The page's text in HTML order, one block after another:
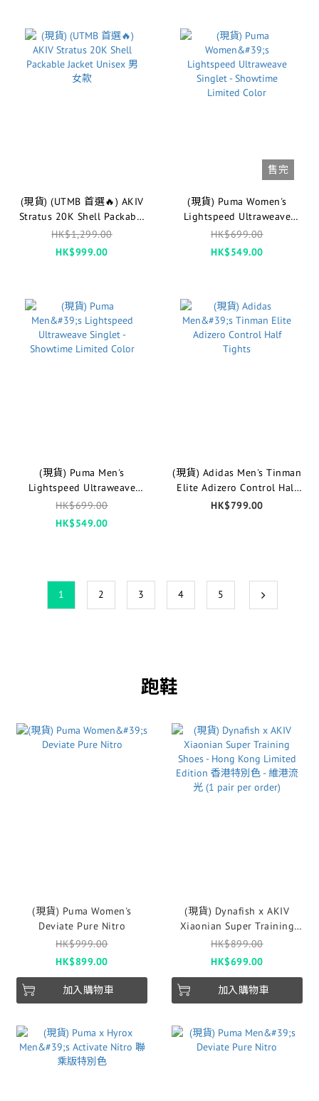
(現貨) (UTMB 首選🔥) AKIV
Stratus 20K Shell Packable
Jacket Unisex 男女款
HK$1,299.00
HK$999.00
售完
(現貨) Puma Women's
Lightspeed Ultraweave
Singlet - Showtime Limited
Color
HK$699.00
HK$549.00
(現貨) Puma Men's
Lightspeed Ultraweave
Singlet - Showtime Limited
Color
HK$699.00
HK$549.00
(現貨) Adidas Men's Tinman
Elite Adizero Control Half
Tights
HK$799.00
1 2 3 4 5
跑鞋
(現貨) Puma Women's
Deviate Pure Nitro
HK$999.00
HK$899.00
加入購物車
(現貨) Dynafish x AKIV
Xiaonian Super Training
Shoes - Hong Kong Limited
Edition 香港特別色 - 維港流
光 (1 pair per order)
HK$899.00
HK$699.00
加入購物車